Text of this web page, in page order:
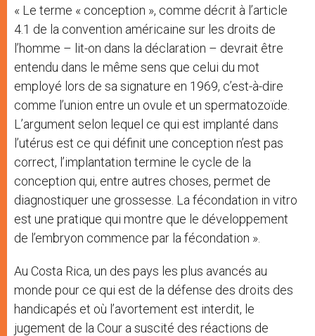
« Le terme « conception », comme décrit à l’article
4.1 de la convention américaine sur les droits de
l’homme – lit-on dans la déclaration – devrait être
entendu dans le même sens que celui du mot
employé lors de sa signature en 1969, c’est-à-dire
comme l’union entre un ovule et un spermatozoïde.
L’argument selon lequel ce qui est implanté dans
l’utérus est ce qui définit une conception n’est pas
correct, l’implantation termine le cycle de la
conception qui, entre autres choses, permet de
diagnostiquer une grossesse. La fécondation in vitro
est une pratique qui montre que le développement
de l’embryon commence par la fécondation ».
Au Costa Rica, un des pays les plus avancés au
monde pour ce qui est de la défense des droits des
handicapés et où l’avortement est interdit, le
jugement de la Cour a suscité des réactions de